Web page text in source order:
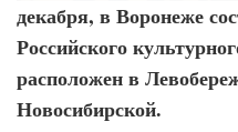
декабря, в Воронеже
Российского
расположен в
Новосибирской.